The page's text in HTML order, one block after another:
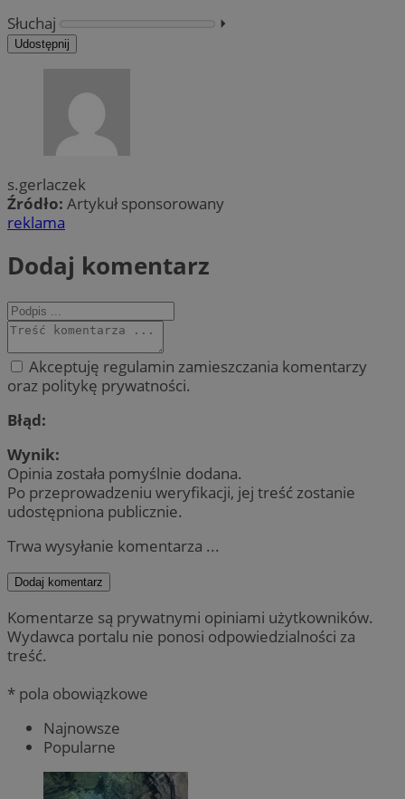
Słuchaj
⏵︎
Udostępnij
s.gerlaczek
Źródło: Artykuł sponsorowany
reklama
Dodaj komentarz
Akceptuję regulamin zamieszczania komentarzy
oraz politykę prywatności.
Błąd:
Wynik:
Opinia została pomyślnie dodana.
Po przeprowadzeniu weryfikacji, jej treść zostanie
udostępniona publicznie.
Trwa wysyłanie komentarza ...
Dodaj komentarz
Komentarze są prywatnymi opiniami użytkowników.
Wydawca portalu nie ponosi odpowiedzialności za
treść.
* pola obowiązkowe
Najnowsze
Popularne